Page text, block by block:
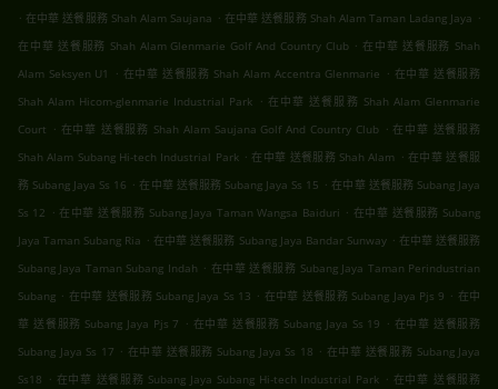
. 在中華 送餐服務 Shah Alam Saujana . 在中華 送餐服務 Shah Alam Taman Ladang Jaya .
在中華 送餐服務 Shah Alam Glenmarie Golf And Country Club . 在中華 送餐服務 Shah
Alam Seksyen U1
. 在中華 送餐服務 Shah Alam Accentra Glenmarie . 在中華 送餐服務
Shah Alam Hicom-glenmarie Industrial Park . 在中華 送餐服務 Shah Alam Glenmarie
Court . 在中華 送餐服務 Shah Alam Saujana Golf And Country Club . 在中華 送餐服務
Shah Alam Subang Hi-tech Industrial Park . 在中華 送餐服務 Shah Alam . 在中華 送餐服
務 Subang Jaya Ss 16 . 在中華 送餐服務 Subang Jaya Ss 15 . 在中華 送餐服務 Subang Jaya
Ss 12 . 在中華 送餐服務 Subang Jaya Taman Wangsa Baiduri . 在中華 送餐服務 Subang
Jaya Taman Subang Ria . 在中華 送餐服務 Subang Jaya Bandar Sunway . 在中華 送餐服務
Subang Jaya Taman Subang Indah . 在中華 送餐服務 Subang Jaya Taman Perindustrian
Subang . 在中華 送餐服務 Subang Jaya Ss 13 . 在中華 送餐服務 Subang Jaya Pjs 9 . 在中
華 送餐服務 Subang Jaya Pjs 7 . 在中華 送餐服務 Subang Jaya Ss 19 . 在中華 送餐服務
Subang Jaya Ss 17 . 在中華 送餐服務 Subang Jaya Ss 18 . 在中華 送餐服務 Subang Jaya
Ss18 . 在中華 送餐服務 Subang Jaya Subang Hi-tech Industrial Park . 在中華 送餐服務